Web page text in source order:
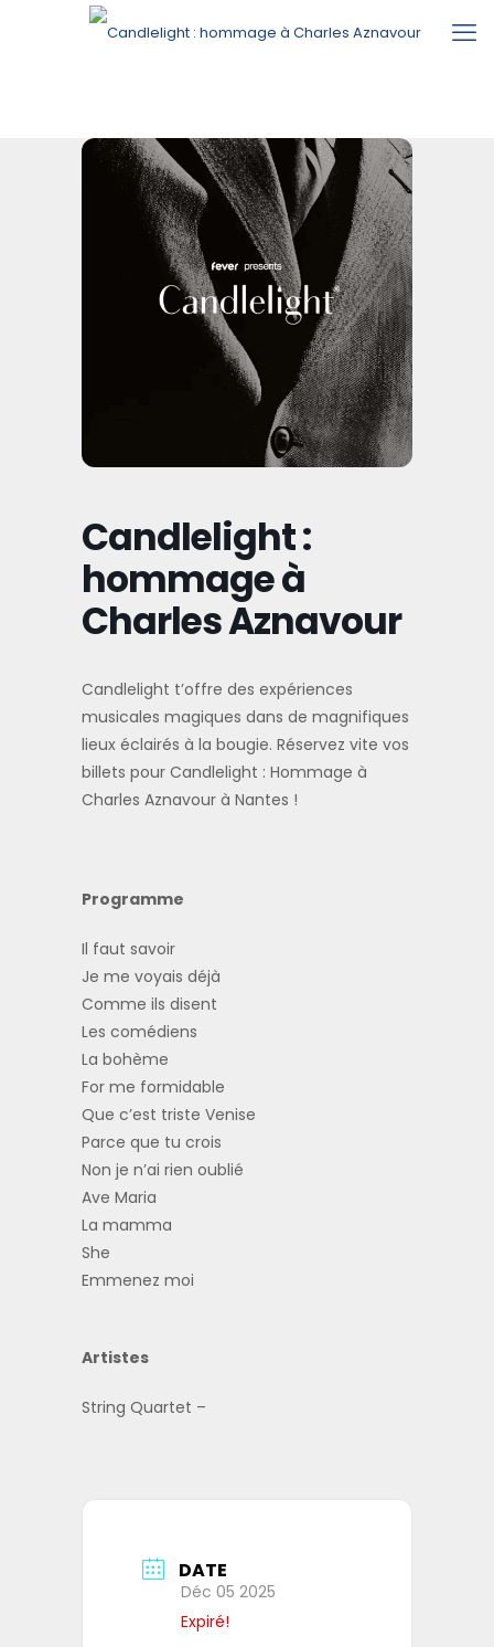
Candlelight :
hommage à
Charles Aznavour
Candlelight t’offre des expériences
musicales magiques dans de magnifiques
lieux éclairés à la bougie. Réservez vite vos
billets pour Candlelight : Hommage à
Charles Aznavour à Nantes !
Programme
Il faut savoir
Je me voyais déjà
Comme ils disent
Les comédiens
La bohème
For me formidable
Que c’est triste Venise
Parce que tu crois
Non je n’ai rien oublié
Ave Maria
La mamma
She
Emmenez moi
Artistes
String Quartet –
DATE
Déc 05 2025
Expiré!